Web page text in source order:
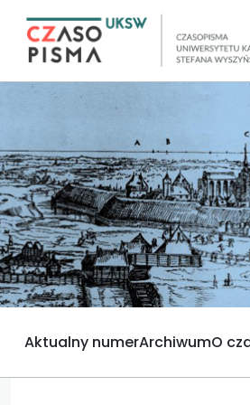
Aktualny numerArchiwumO